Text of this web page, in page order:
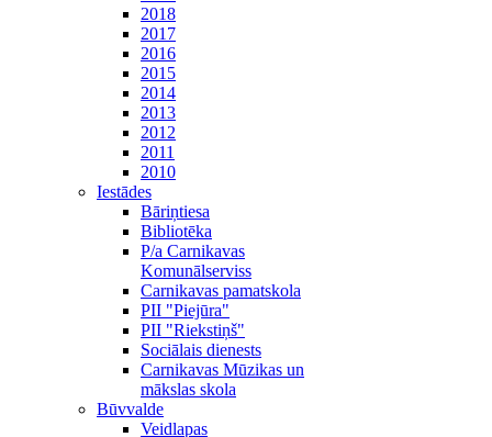
2018
2017
2016
2015
2014
2013
2012
2011
2010
Iestādes
Bāriņtiesa
Bibliotēka
P/a Carnikavas
Komunālserviss
Carnikavas pamatskola
PII "Piejūra"
PII "Riekstiņš"
Sociālais dienests
Carnikavas Mūzikas un
mākslas skola
Būvvalde
Veidlapas